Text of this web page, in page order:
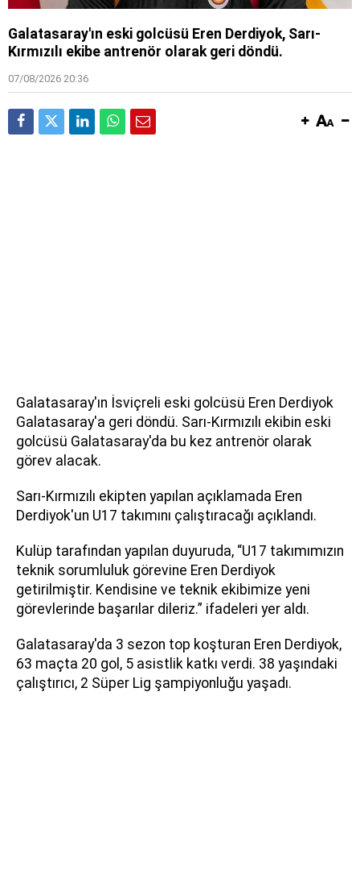
Galatasaray'ın eski golcüsü Eren Derdiyok, Sarı-
Kırmızılı ekibe antrenör olarak geri döndü.
07/08/2026 20:36
Galatasaray'ın İsviçreli eski golcüsü Eren Derdiyok
Galatasaray'a geri döndü. Sarı-Kırmızılı ekibin eski
golcüsü Galatasaray'da bu kez antrenör olarak
görev alacak.
Sarı-Kırmızılı ekipten yapılan açıklamada Eren
Derdiyok'un U17 takımını çalıştıracağı açıklandı.
Kulüp tarafından yapılan duyuruda, “U17 takımımızın
teknik sorumluluk görevine Eren Derdiyok
getirilmiştir. Kendisine ve teknik ekibimize yeni
görevlerinde başarılar dileriz.” ifadeleri yer aldı.
Galatasaray'da 3 sezon top koşturan Eren Derdiyok,
63 maçta 20 gol, 5 asistlik katkı verdi. 38 yaşındaki
çalıştırıcı, 2 Süper Lig şampiyonluğu yaşadı.